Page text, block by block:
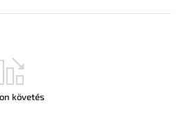
követés